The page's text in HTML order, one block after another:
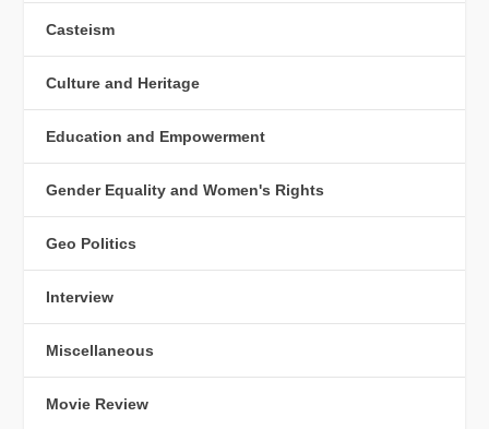
Casteism
Culture and Heritage
Education and Empowerment
Gender Equality and Women's Rights
Geo Politics
Interview
Miscellaneous
Movie Review